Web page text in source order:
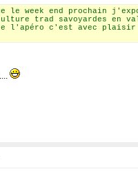
le week end prochain
trad savoyardes en
l'apéro c'est avec